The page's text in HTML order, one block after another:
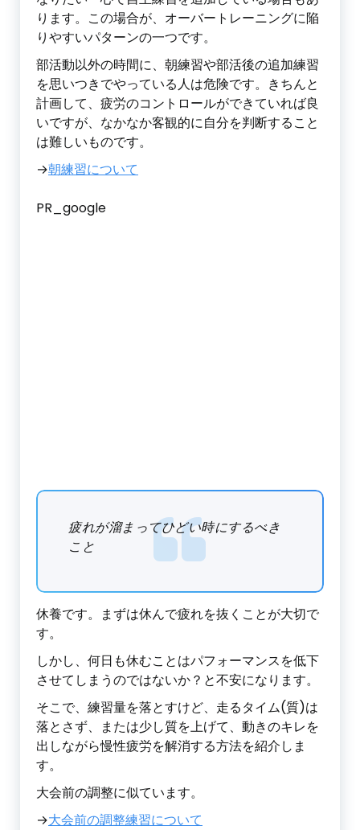
ります。この場合が、オーバートレーニングに陥
りやすいパターンの一つです。
部活動以外の時間に、朝練習や部活後の追加練習
を思いつきでやっている人は危険です。きちんと
計画して、疲労のコントロールができていれば良
いですが、なかなか客観的に自分を判断すること
は難しいものです。
→朝練習について
PR_google
疲れが溜まってひどい時にするべき
こと
休養です。まずは休んで疲れを抜くことが大切で
す。
しかし、何日も休むことはパフォーマンスを低下
させてしまうのではないか？と不安になります。
そこで、練習量を落とすけど、走るタイム(質)は
落とさず、または少し質を上げて、動きのキレを
出しながら慢性疲労を解消する方法を紹介しま
す。
大会前の調整に似ています。
→大会前の調整練習について